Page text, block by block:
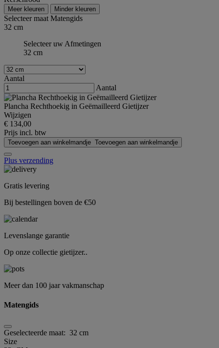
Meer kleuren Minder kleuren
Selecteer maatMatengids
32 cm
Selecteer uw Afmetingen
32 cm
Aantal
Aantal
Plancha Rechthoekig in Geëmailleerd Gietijzer
Wijzigen
€ 134,00
Prijs incl. btw
Toevoegen aan winkelmandje Toevoegen aan winkelmandje
Plus verzending
Gratis levering
Bij bestellingen boven de €50
Levenslange garantie
Op onze collectie gietijzer..
Meer dan 100 jaar vakmanschap
Matengids
Geselecteerde maat: 32 cm
Size